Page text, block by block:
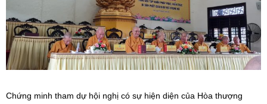
Chứng minh tham dự hội nghị có sự hiện diện của Hòa thượng